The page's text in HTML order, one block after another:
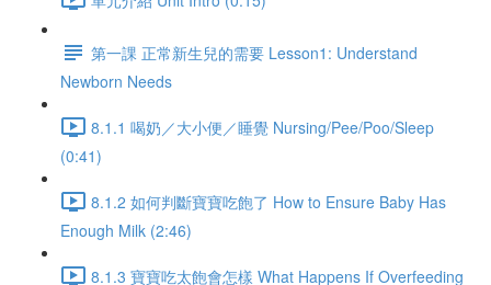
第一課 正常新生兒的需要 Lesson1: Understand
Newborn Needs
8.1.1 喝奶／大小便／睡覺 Nursing/Pee/Poo/Sleep
(0:41)
8.1.2 如何判斷寶寶吃飽了 How to Ensure Baby Has
Enough Milk (2:46)
8.1.3 寶寶吃太飽會怎樣 What Happens If Overfeeding